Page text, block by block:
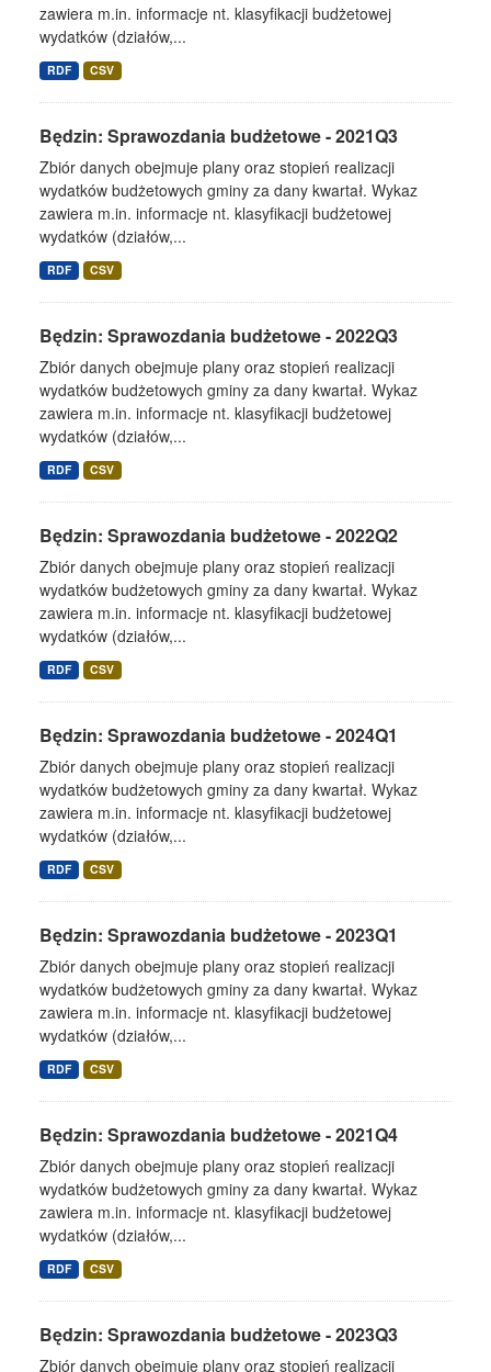
zawiera m.in. informacje nt. klasyfikacji budżetowej
wydatków (działów,...
RDF CSV
Będzin: Sprawozdania budżetowe - 2021Q3
Zbiór danych obejmuje plany oraz stopień realizacji
wydatków budżetowych gminy za dany kwartał. Wykaz
zawiera m.in. informacje nt. klasyfikacji budżetowej
wydatków (działów,...
RDF CSV
Będzin: Sprawozdania budżetowe - 2022Q3
Zbiór danych obejmuje plany oraz stopień realizacji
wydatków budżetowych gminy za dany kwartał. Wykaz
zawiera m.in. informacje nt. klasyfikacji budżetowej
wydatków (działów,...
RDF CSV
Będzin: Sprawozdania budżetowe - 2022Q2
Zbiór danych obejmuje plany oraz stopień realizacji
wydatków budżetowych gminy za dany kwartał. Wykaz
zawiera m.in. informacje nt. klasyfikacji budżetowej
wydatków (działów,...
RDF CSV
Będzin: Sprawozdania budżetowe - 2024Q1
Zbiór danych obejmuje plany oraz stopień realizacji
wydatków budżetowych gminy za dany kwartał. Wykaz
zawiera m.in. informacje nt. klasyfikacji budżetowej
wydatków (działów,...
RDF CSV
Będzin: Sprawozdania budżetowe - 2023Q1
Zbiór danych obejmuje plany oraz stopień realizacji
wydatków budżetowych gminy za dany kwartał. Wykaz
zawiera m.in. informacje nt. klasyfikacji budżetowej
wydatków (działów,...
RDF CSV
Będzin: Sprawozdania budżetowe - 2021Q4
Zbiór danych obejmuje plany oraz stopień realizacji
wydatków budżetowych gminy za dany kwartał. Wykaz
zawiera m.in. informacje nt. klasyfikacji budżetowej
wydatków (działów,...
RDF CSV
Będzin: Sprawozdania budżetowe - 2023Q3
Zbiór danych obejmuje plany oraz stopień realizacji